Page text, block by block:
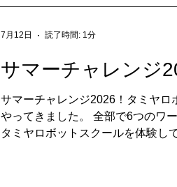
方」ではありません。 私達は、本
する経験を大切にします。 「なぜ
プロセスこそが、子供の思考力を
る、本物の達成感。 そこで培われ
未来を切り拓く「生きる力」その
りという「夢中になれる経験」を
サマーチャレンジ
サマーチャレンジ2026！タミヤロ
やってきました。 全部で6つのワ
タミヤロボットスクールを体験し
7月12日 読了時間: 1分